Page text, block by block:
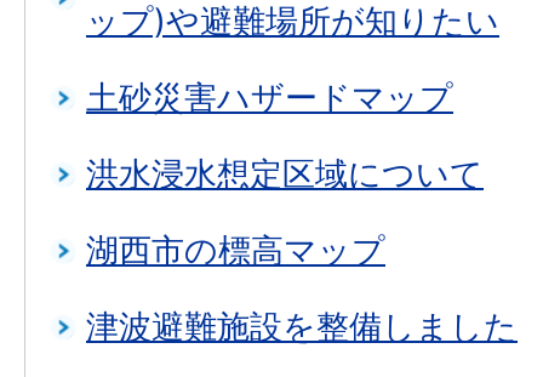
ップ)や避難場所が知りたい
土砂災害ハザードマップ
洪水浸水想定区域について
湖西市の標高マップ
津波避難施設を整備しました